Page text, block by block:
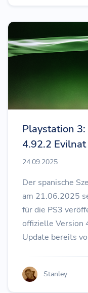
Playstation
4.92.2
24.09.2025
Der spanische
am 21.06.2025
für die PS3
offizielle Version
Update bereits
Stanley